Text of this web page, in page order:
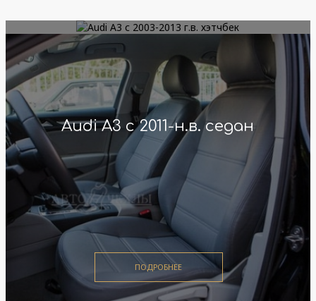
Audi A3 с 2003-2013 г.в. хэтчбек
Audi A3 с 2011-н.в. седан
ПОДРОБНЕЕ